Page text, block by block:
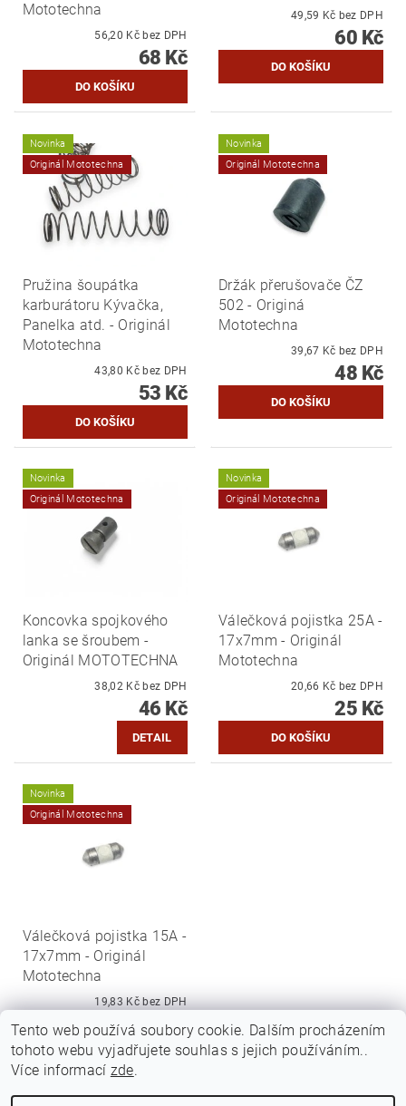
Mototechna
56,20 Kč bez DPH
68 Kč
49,59 Kč bez DPH
60 Kč
Novinka
Originál Mototechna
Pružina šoupátka
karburátoru Kývačka,
Panelka atd. - Originál
Mototechna
43,80 Kč bez DPH
53 Kč
Novinka
Originál Mototechna
Držák přerušovače ČZ
502 - Originá
Mototechna
39,67 Kč bez DPH
48 Kč
Novinka
Originál Mototechna
Koncovka spojkového
lanka se šroubem -
Originál MOTOTECHNA
38,02 Kč bez DPH
46 Kč
DETAIL
Novinka
Originál Mototechna
Válečková pojistka 25A -
17x7mm - Originál
Mototechna
20,66 Kč bez DPH
25 Kč
Novinka
Originál Mototechna
Válečková pojistka 15A -
17x7mm - Originál
Mototechna
19,83 Kč bez DPH
24 Kč
Tento web používá soubory cookie. Dalším procházením
tohoto webu vyjadřujete souhlas s jejich používáním..
Více informací zde.